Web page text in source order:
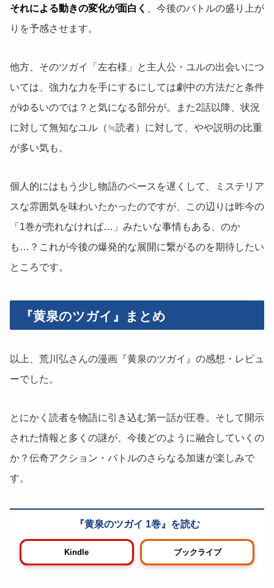
それによる動きの変化が面白く 、今後のバトルの盛り上が
りを予感させます。
他方、そのツガイ「左右様」と主人公・ユルの出会いにつ
いては、強力な力を手にするにしては劇中の方法だと条件
がゆるいのでは？と気になる部分が。また2話以降、状況
に対して無知なユル（≒読者）に対して、やや説明の比重
が多い気も。
個人的にはもう少し物語のペースを遅くして、ミステリア
スな雰囲気を味わいたかったのですが、この辺りは昨今の
「1巻が売れなければ…」みたいな事情もある、のか
も…？これが今後の爆発的な展開に繋がるのを期待したい
ところです。
『黄泉のツガイ』まとめ
以上、荒川弘さんの漫画『黄泉のツガイ』の感想・レビュ
ーでした。
とにかく読者を物語に引き込む第一話が圧巻。そして開示
された情報と多くの謎が、今後どのように融合していくの
か？伝奇アクション・バトルのさらなる加速が楽しみで
す。
黄泉のツガイ 1巻
Kindle ブックライブ